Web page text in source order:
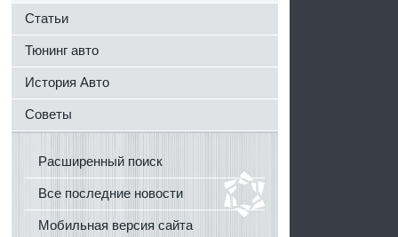
Статьи
Тюнинг авто
История Авто
Советы
Расширенный поиск
Все последние новости
Мобильная версия сайта